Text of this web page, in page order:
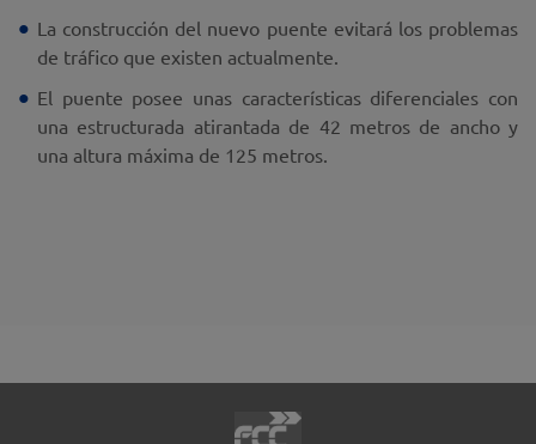
La construcción del nuevo puente evitará los problemas
de tráfico que existen actualmente.
El puente posee unas características diferenciales con
una estructurada atirantada de 42 metros de ancho y
una altura máxima de 125 metros.